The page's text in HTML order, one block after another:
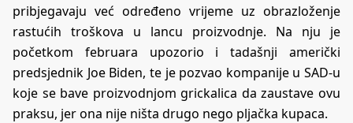
pribjegavaju već određeno vrijeme uz obrazloženje
rastućih troškova u lancu proizvodnje. Na nju je
početkom februara upozorio i tadašnji američki
predsjednik Joe Biden, te je pozvao kompanije u SAD-u
koje se bave proizvodnjom grickalica da zaustave ovu
praksu, jer ona nije ništa drugo nego pljačka kupaca.